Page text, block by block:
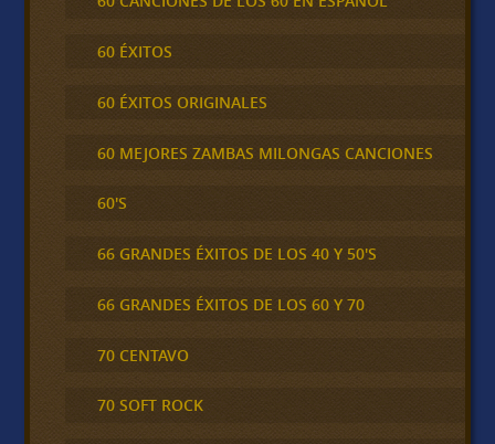
60 ÉXITOS
60 ÉXITOS ORIGINALES
60 MEJORES ZAMBAS MILONGAS CANCIONES
60'S
66 GRANDES ÉXITOS DE LOS 40 Y 50'S
66 GRANDES ÉXITOS DE LOS 60 Y 70
70 CENTAVO
70 SOFT ROCK